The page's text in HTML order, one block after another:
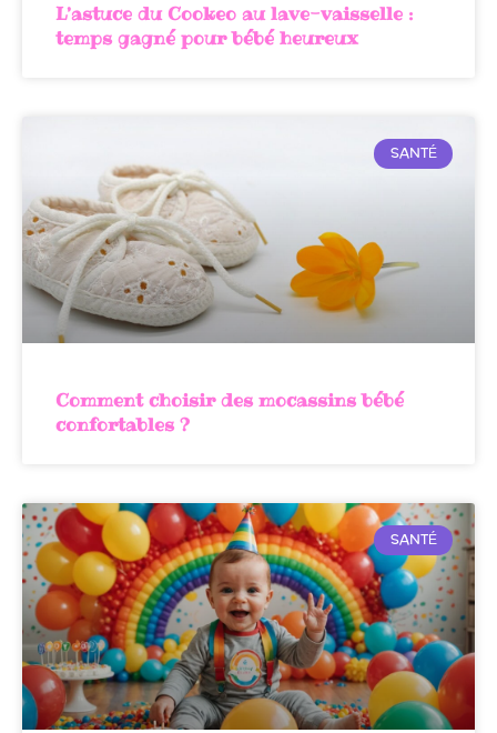
L’astuce du Cookeo au lave-vaisselle :
temps gagné pour bébé heureux
SANTÉ
Comment choisir des mocassins bébé
confortables ?
SANTÉ